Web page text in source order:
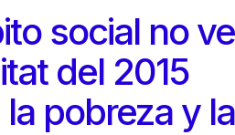
social no
del 2015
pobreza y